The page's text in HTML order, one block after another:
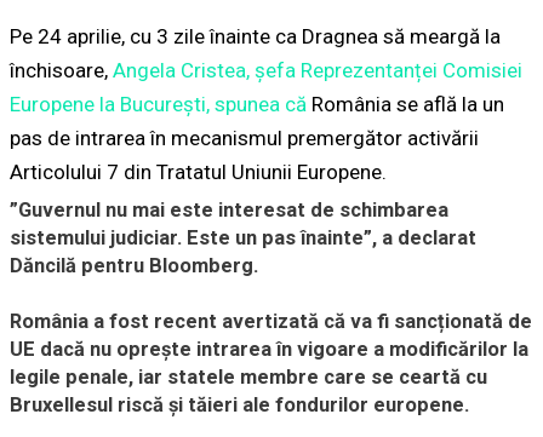
Pe 24 aprilie, cu 3 zile înainte ca Dragnea să meargă la
închisoare, Angela Cristea, șefa Reprezentanței Comisiei
Europene la București, spunea că România se află la un
pas de intrarea în mecanismul premergător activării
Articolului 7 din Tratatul Uniunii Europene.
”Guvernul nu mai este interesat de schimbarea
sistemului judiciar. Este un pas înainte”, a declarat
Dăncilă pentru Bloomberg.
România a fost recent avertizată că va fi sancționată de
UE dacă nu oprește intrarea în vigoare a modificărilor la
legile penale, iar statele membre care se ceartă cu
Bruxellesul riscă și tăieri ale fondurilor europene.